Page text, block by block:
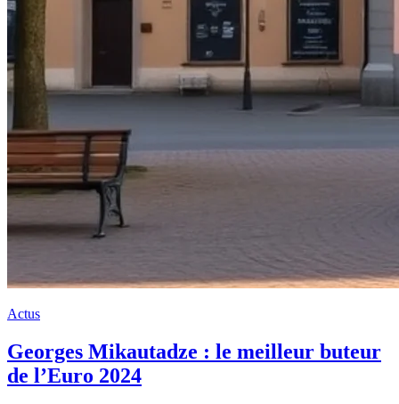
Actus
Georges Mikautadze : le meilleur buteur
de l’Euro 2024